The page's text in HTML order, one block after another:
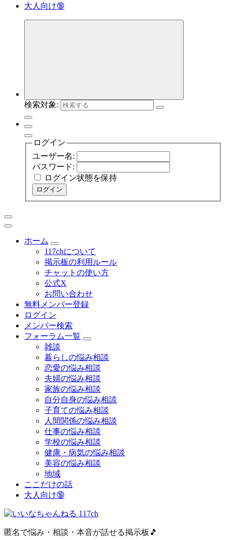
大人向け🔞
検索対象:
ログイン
ユーザー名:
パスワード:
ログイン状態を保持
ログイン
ホーム
117chについて
掲示板の利用ルール
チャットの使い方
公式X
お問い合わせ
無料メンバー登録
ログイン
メンバー検索
フォーラム一覧
雑談
暮らしの悩み相談
恋愛の悩み相談
夫婦の悩み相談
家族の悩み相談
自分自身の悩み相談
子育ての悩み相談
人間関係の悩み相談
仕事の悩み相談
学校の悩み相談
健康・病気の悩み相談
美容の悩み相談
地域
ここだけの話
大人向け🔞
匿名で悩み・相談・本音が話せる掲示板🎵